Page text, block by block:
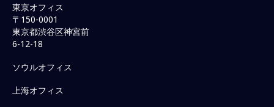
東京オフィス
〒150-0001
東京都渋谷区神宮前
6-12-18
ソウルオフィス
上海オフィス